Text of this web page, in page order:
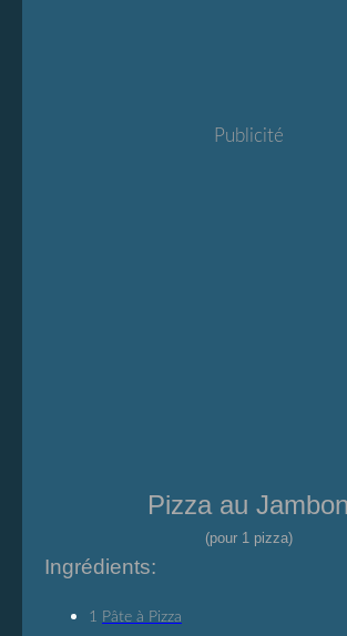
Publicité
Pizza au Jambon
(pour 1 pizza)
Ingrédients:
1 Pâte à Pizza